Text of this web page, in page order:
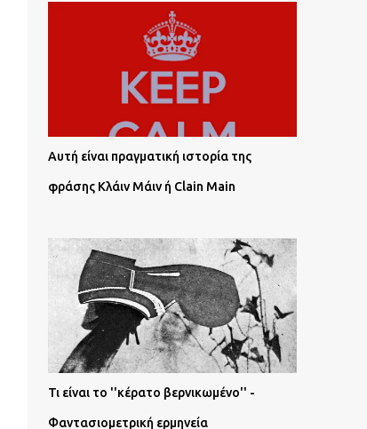
Αυτή είναι πραγματική ιστορία της
φράσης Κλάιν Μάιν ή Clain Main
Τι είναι το ''κέρατο βερνικωμένο'' -
Φαντασιομετρική ερμηνεία